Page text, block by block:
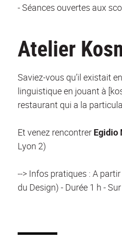
- Séances ouvertes aux
Atelier
Saviez-vous qu’il existait
linguistique en jouant à
restaurant qui a la
Et venez rencontrer Egidio
Lyon 2)
--> Infos pratiques : A
du Design) - Durée 1 h -